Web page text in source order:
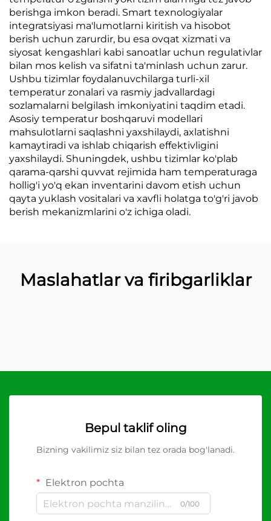
berishga imkon beradi. Smart texnologiyalar
integratsiyasi ma'lumotlarni kiritish va hisobot
berish uchun zarurdir, bu esa ovqat xizmati va
siyosat kengashlari kabi sanoatlar uchun regulativlar
bilan mos kelish va sifatni ta'minlash uchun zarur.
Ushbu tizimlar foydalanuvchilarga turli-xil
temperatur zonalari va rasmiy jadvallardagi
sozlamalarni belgilash imkoniyatini taqdim etadi.
Asosiy temperatur boshqaruvi modellari
mahsulotlarni saqlashni yaxshilaydi, axlatishni
kamaytiradi va ishlab chiqarish effektivligini
yaxshilaydi. Shuningdek, ushbu tizimlar ko'plab
qarama-qarshi quvvat rejimida ham temperaturaga
hollig'i yo'q ekan inventarini davom etish uchun
qayta yuklash vositalari va xavfli holatga to'g'ri javob
berish mekanizmlarini o'z ichiga oladi.
Maslahatlar va firibgarliklar
Bepul taklif oling
Bizning vakilimiz siz bilan tez orada bog'lanadi.
Elektron pochta
0/100